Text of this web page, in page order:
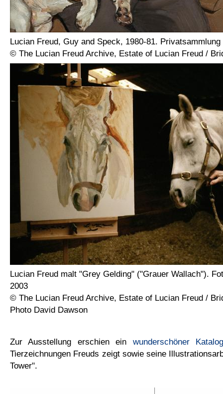
Lucian Freud, Guy and Speck, 1980-81. Privatsammlung
© The Lucian Freud Archive, Estate of Lucian Freud /
Lucian Freud malt "Grey Gelding" ("Grauer Wallach").
2003
© The Lucian Freud Archive, Estate of Lucian Freud /
Photo David Dawson
Zur Ausstellung erschien ein wunderschöner Katalog
Tierzeichnungen Freuds zeigt sowie seine
Tower".